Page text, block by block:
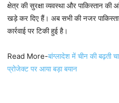
क्षेत्र की सुरक्षा व्यवस्था और पाकिस्तान
खड़े कर दिए हैं। अब सभी की नजर
कार्रवाई पर टिकी हुई है।
Read More-बांग्लादेश में चीन की बढ़ती
प्रोजेक्ट पर आया बड़ा बयान